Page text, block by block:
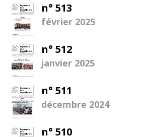
n° 513
février 2025
n° 512
janvier 2025
n° 511
décembre 2024
n° 510